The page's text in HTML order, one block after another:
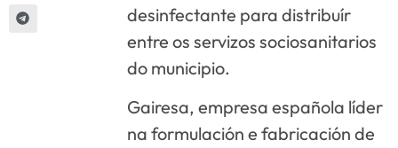
desinfectante para distribuír
entre os servizos sociosanitarios
do municipio.
Gairesa, empresa española líder
na formulación e fabricación de